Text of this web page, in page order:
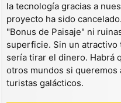
la tecnología gracias a
proyecto ha sido
"Bonus de Paisaje" ni
superficie. Sin un
sería tirar el dinero. Habrá
otros mundos si
turistas galácticos.